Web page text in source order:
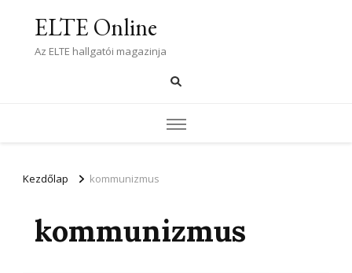
ELTE Online
Az ELTE hallgatói magazinja
Kezdőlap kommunizmus
kommunizmus